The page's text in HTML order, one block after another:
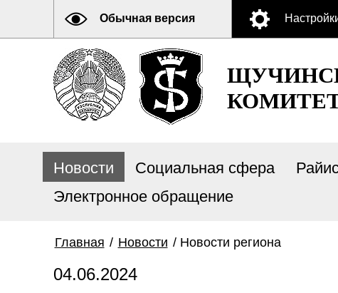
Обычная версия
Новости Социальная сфера
Электронное обращение
Главная / Новости / Новости региона
04.06.2024